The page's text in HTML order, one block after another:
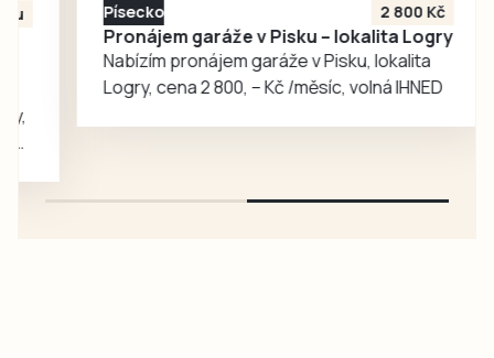
Písecko 2 800 Kč
Pronájem garáže v Pisku – lokalita Logry
Nabízím pronájem garáže v Pisku, lokalita
Logry, cena 2 800, – Kč /měsíc, volná IHNED